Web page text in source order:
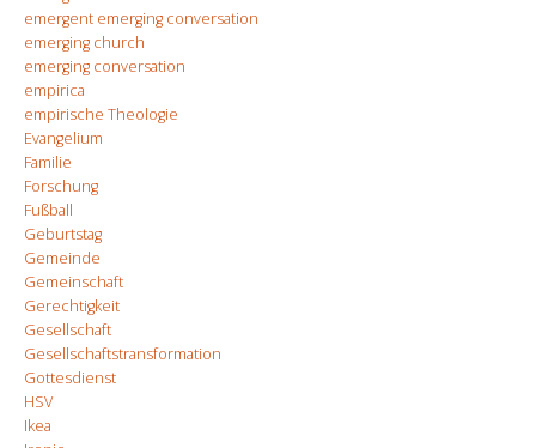
emergent emerging conversation
emerging church
emerging conversation
empirica
empirische Theologie
Evangelium
Familie
Forschung
Fußball
Geburtstag
Gemeinde
Gemeinschaft
Gerechtigkeit
Gesellschaft
Gesellschaftstransformation
Gottesdienst
HSV
Ikea